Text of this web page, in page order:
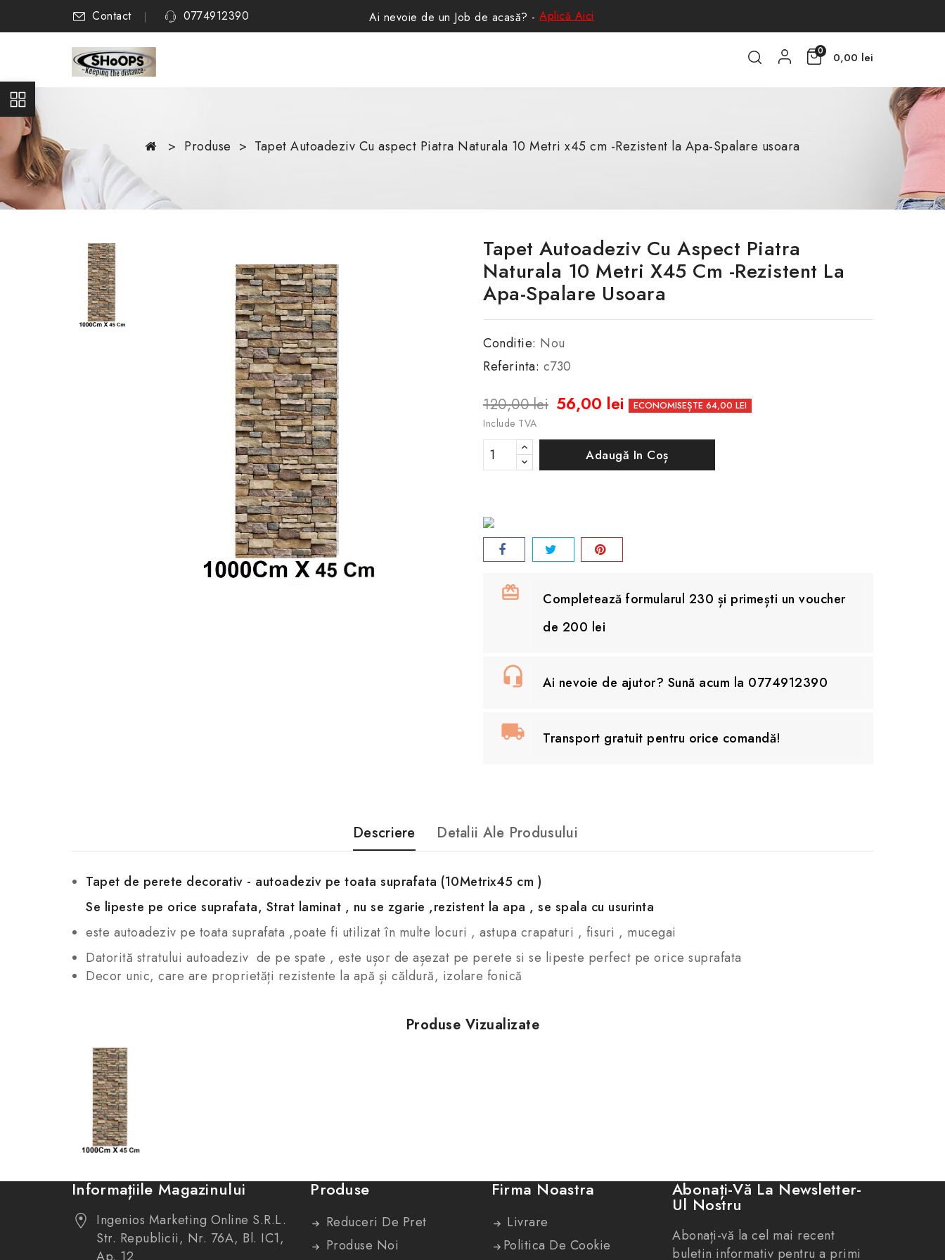
Contact 0774912390 Ai nevoie de un Job de acasă? -Aplică Aici
0 0,00 lei
Produse Tapet Autoadeziv Cu aspect Piatra Naturala 10 Metri x45 cm -Rezistent la Apa-Spalare usoara
Tapet Autoadeziv Cu Aspect Piatra
Naturala 10 Metri X45 Cm -Rezistent La
Apa-Spalare Usoara
Conditie: Nou
Referinta: c730
120,00 lei 56,00 lei ECONOMISEȘTE 64,00 LEI
Include TVA
Adaugă In Coș
Completează formularul 230 și primești un voucher
de 200 lei
Ai nevoie de ajutor? Sună acum la 0774912390
Transport gratuit pentru orice comandă!
Descriere Detalii Ale Produsului
Tapet de perete decorativ - autoadeziv pe toata suprafata (10Metrix45 cm )
Se lipeste pe orice suprafata, Strat laminat , nu se zgarie ,rezistent la apa , se spala cu usurinta
este autoadeziv pe toata suprafata ,poate fi utilizat în multe locuri , astupa crapaturi , fisuri , mucegai
Datorită stratului autoadeziv de pe spate , este ușor de așezat pe perete si se lipeste perfect pe orice suprafata
Decor unic, care are proprietăți rezistente la apă și căldură, izolare fonică
Produse Vizualizate
Informațiile Magazinului
Ingenios Marketing Online S.R.L.
Str. Republicii, Nr. 76A, Bl. IC1,
Ap. 12
Produse
Reduceri De Pret
Produse Noi
Firma Noastra
Livrare
Politica De Cookie
Abonați-Vă La Newsletter-
Ul Nostru
Abonați-vă la cel mai recent
buletin informativ pentru a primi